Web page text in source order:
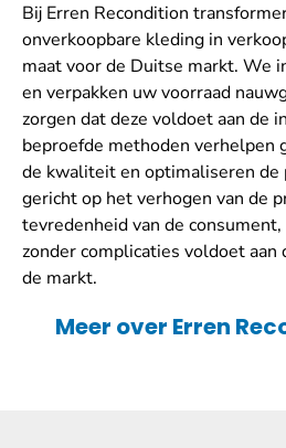
Bij Erren Recondition
onverkoopbare kleding in
maat voor de Duitse markt. We
en verpakken uw voorraad
zorgen dat deze voldoet aan de
beproefde methoden verhelpen
de kwaliteit en optimaliseren
gericht op het verhogen van de
tevredenheid van de
zonder complicaties voldoet aan
de markt.
Meer over Erren